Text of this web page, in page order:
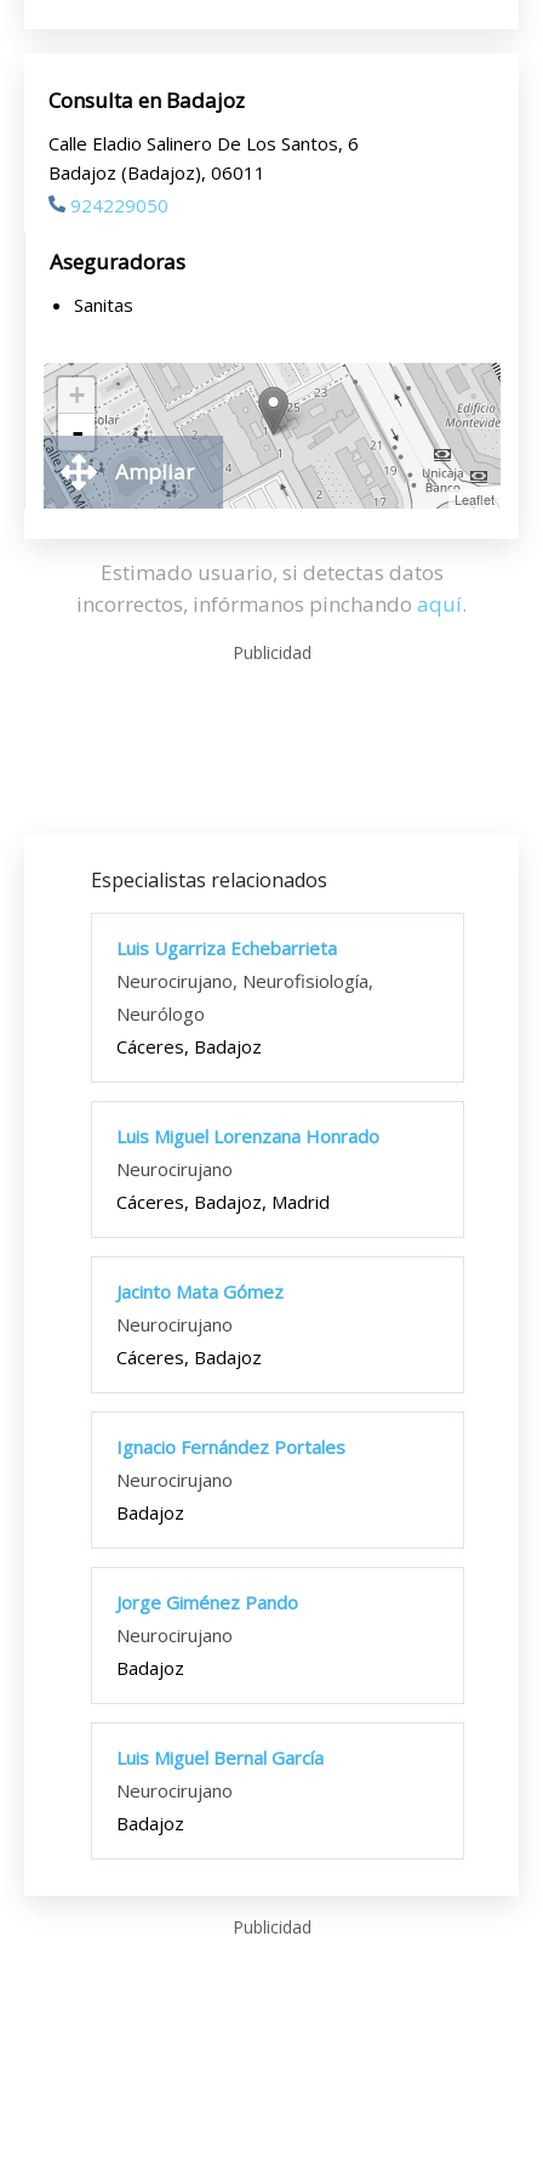
Consulta en Badajoz
Calle Eladio Salinero De Los Santos, 6
Badajoz (Badajoz), 06011
924229050
Aseguradoras
Sanitas
+
-
Leaflet
Ampliar
Estimado usuario, si detectas datos
incorrectos, infórmanos pinchando aquí.
Publicidad
Especialistas relacionados
Luis Ugarriza Echebarrieta
Neurocirujano, Neurofisiología,
Neurólogo
Cáceres, Badajoz
Luis Miguel Lorenzana Honrado
Neurocirujano
Cáceres, Badajoz, Madrid
Jacinto Mata Gómez
Neurocirujano
Cáceres, Badajoz
Ignacio Fernández Portales
Neurocirujano
Badajoz
Jorge Giménez Pando
Neurocirujano
Badajoz
Luis Miguel Bernal García
Neurocirujano
Badajoz
Publicidad